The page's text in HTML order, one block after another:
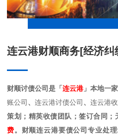
连云港财顺商务[经济纠
财顺讨债公司是「 连云港 」本地一
账公司 、 连云港讨债公司 、 连云港
策划；精英收债团队；签订合同；
费。财顺连云港要债公司专业处